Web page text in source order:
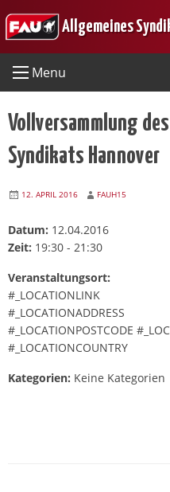
to
Allgemeines
Menu
Vollversammlung
Syndikats Hannover
12. APRIL 2016 FAUH15
Datum: 12.04.2016
Zeit: 19:30 - 21:30
Veranstaltungsort:
#_LOCATIONLINK
#_LOCATIONADDRESS
#_LOCATIONPOSTCODE
#_LOCATIONCOUNTRY
Kategorien: Keine Kategorien